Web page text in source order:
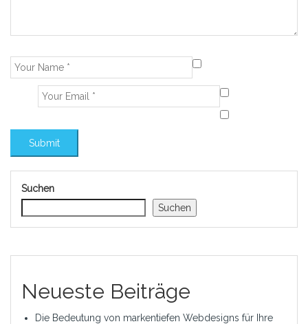
Suchen
Suchen
Neueste Beiträge
Die Bedeutung von markentiefen Webdesigns für Ihre